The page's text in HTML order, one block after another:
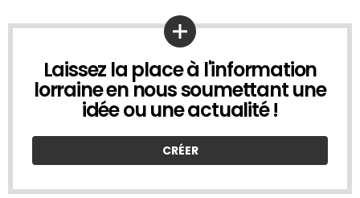
UNE
IDÉE
À
SOUMETTRE
Laissez la place à l'information
lorraine en nous soumettant une
idée ou une actualité !
CRÉER